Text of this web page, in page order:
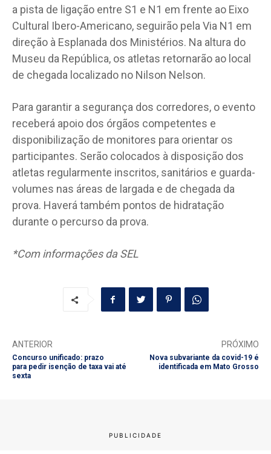
a pista de ligação entre S1 e N1 em frente ao Eixo
Cultural Ibero-Americano, seguirão pela Via N1 em
direção à Esplanada dos Ministérios. Na altura do
Museu da República, os atletas retornarão ao local
de chegada localizado no Nilson Nelson.
Para garantir a segurança dos corredores, o evento
receberá apoio dos órgãos competentes e
disponibilização de monitores para orientar os
participantes. Serão colocados à disposição dos
atletas regularmente inscritos, sanitários e guarda-
volumes nas áreas de largada e de chegada da
prova. Haverá também pontos de hidratação
durante o percurso da prova.
*Com informações da SEL
ANTERIOR
Concurso unificado: prazo
para pedir isenção de taxa vai até
sexta
PRÓXIMO
Nova subvariante da covid-19 é
identificada em Mato Grosso